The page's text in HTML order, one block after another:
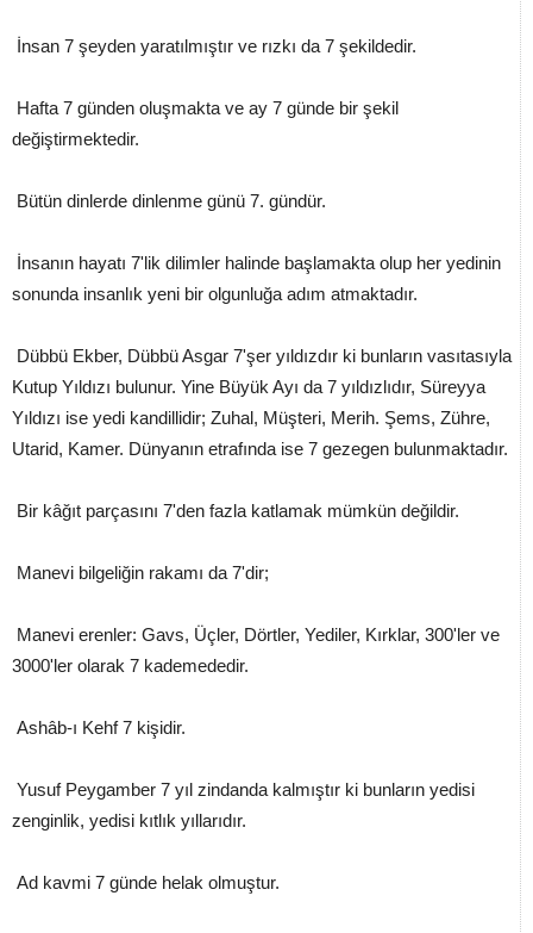
İnsan 7 şeyden yaratılmıştır ve rızkı da 7 şekildedir.
Hafta 7 günden oluşmakta ve ay 7 günde bir şekil
değiştirmektedir.
Bütün dinlerde dinlenme günü 7. gündür.
İnsanın hayatı 7'lik dilimler halinde başlamakta olup her yedinin
sonunda insanlık yeni bir olgunluğa adım atmaktadır.
Dübbü Ekber, Dübbü Asgar 7'şer yıldızdır ki bunların vasıtasıyla
Kutup Yıldızı bulunur. Yine Büyük Ayı da 7 yıldızlıdır, Süreyya
Yıldızı ise yedi kandillidir; Zuhal, Müşteri, Merih. Şems, Zühre,
Utarid, Kamer. Dünyanın etrafında ise 7 gezegen bulunmaktadır.
Bir kâğıt parçasını 7'den fazla katlamak mümkün değildir.
Manevi bilgeliğin rakamı da 7'dir;
Manevi erenler: Gavs, Üçler, Dörtler, Yediler, Kırklar, 300'ler ve
3000'ler olarak 7 kademededir.
Ashâb-ı Kehf 7 kişidir.
Yusuf Peygamber 7 yıl zindanda kalmıştır ki bunların yedisi
zenginlik, yedisi kıtlık yıllarıdır.
Ad kavmi 7 günde helak olmuştur.